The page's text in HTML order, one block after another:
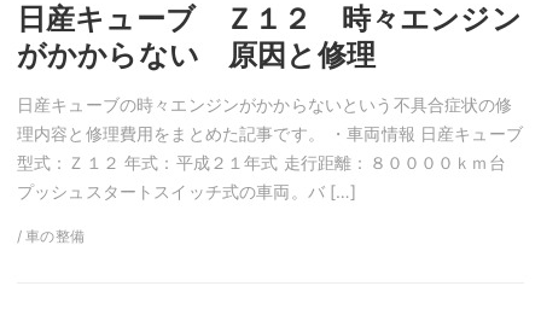
日産キューブ Ｚ１２ 時々エンジン
がかからない 原因と修理
日産キューブの時々エンジンがかからないという不具合症状の修
理内容と修理費用をまとめた記事です。 ・車両情報 日産キューブ
型式：Ｚ１２ 年式：平成２１年式 走行距離：８００００ｋｍ台
プッシュスタートスイッチ式の車両。バ […]
/ 車の整備